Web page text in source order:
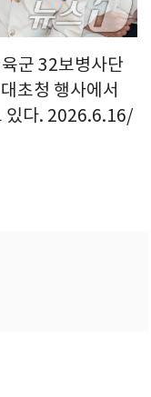
군 32보병사단
초청 행사에서
있다. 2026.6.16/